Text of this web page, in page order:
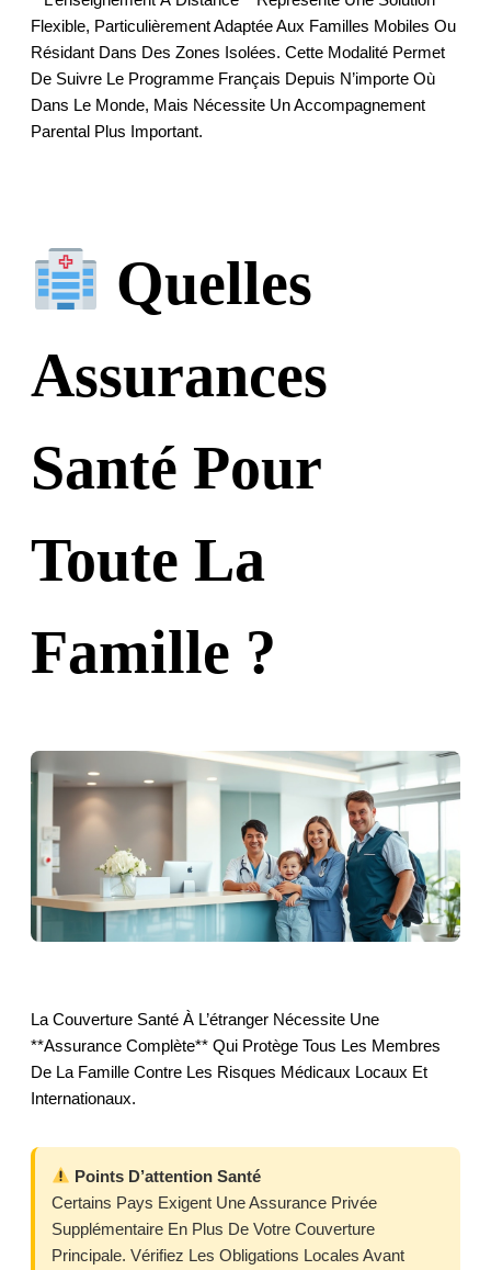
Flexible, Particulièrement Adaptée Aux Familles Mobiles Ou
Résidant Dans Des Zones Isolées. Cette Modalité Permet
De Suivre Le Programme Français Depuis N’importe Où
Dans Le Monde, Mais Nécessite Un Accompagnement
Parental Plus Important.
Quelles
Assurances
Santé Pour
Toute La
Famille ?
La Couverture Santé À L’étranger Nécessite Une
**assurance Complète** Qui Protège Tous Les Membres
De La Famille Contre Les Risques Médicaux Locaux Et
Internationaux.
Points D’attention Santé
Certains Pays Exigent Une Assurance Privée
Supplémentaire En Plus De Votre Couverture
Principale. Vérifiez Les Obligations Locales Avant